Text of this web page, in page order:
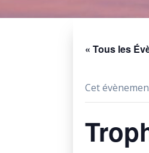
« Tous les
Cet